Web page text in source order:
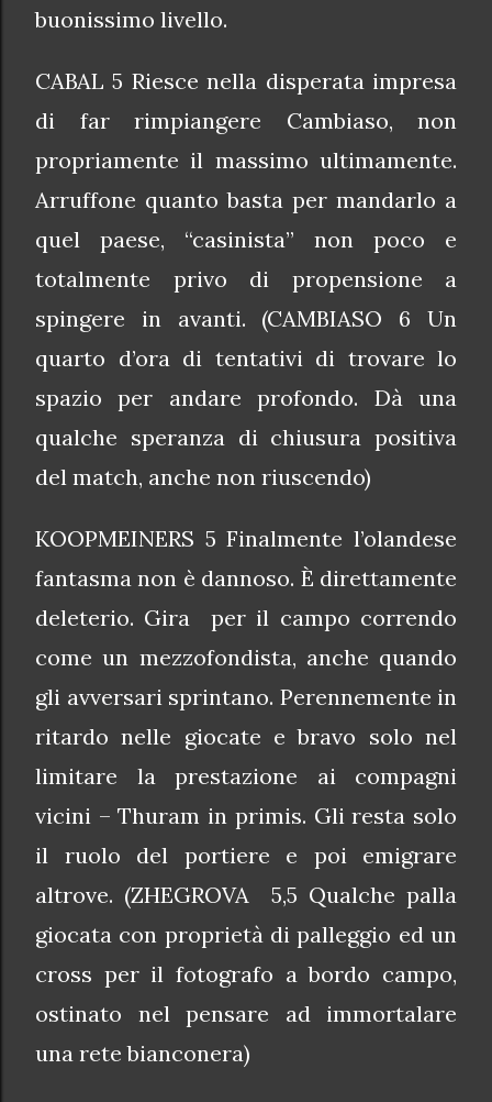
buonissimo livello.
CABAL 5 Riesce nella disperata impresa
di far rimpiangere Cambiaso, non
propriamente il massimo ultimamente.
Arruffone quanto basta per mandarlo a
quel paese, “casinista” non poco e
totalmente privo di propensione a
spingere in avanti. (CAMBIASO 6 Un
quarto d’ora di tentativi di trovare lo
spazio per andare profondo. Dà una
qualche speranza di chiusura positiva
del match, anche non riuscendo)
KOOPMEINERS 5 Finalmente l’olandese
fantasma non è dannoso. È direttamente
deleterio. Gira per il campo correndo
come un mezzofondista, anche quando
gli avversari sprintano. Perennemente in
ritardo nelle giocate e bravo solo nel
limitare la prestazione ai compagni
vicini – Thuram in primis. Gli resta solo
il ruolo del portiere e poi emigrare
altrove. (ZHEGROVA 5,5 Qualche palla
giocata con proprietà di palleggio ed un
cross per il fotografo a bordo campo,
ostinato nel pensare ad immortalare
una rete bianconera)